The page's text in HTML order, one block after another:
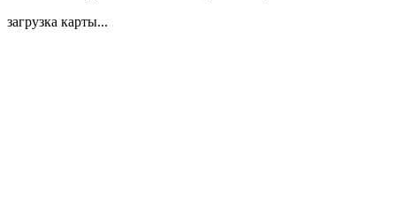
загрузка карты...